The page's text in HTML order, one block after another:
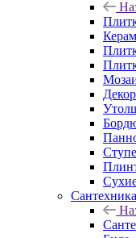
Декор
Сантехника